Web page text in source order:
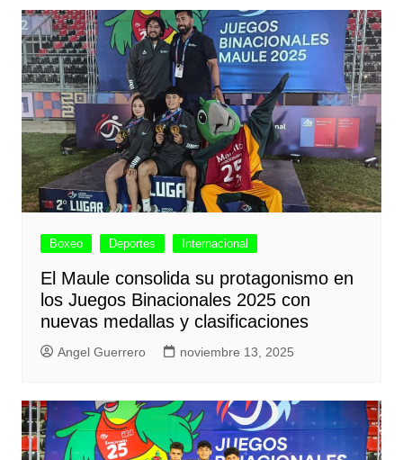
Boxeo Deportes Internacional
El Maule consolida su protagonismo en
los Juegos Binacionales 2025 con
nuevas medallas y clasificaciones
Angel Guerrero noviembre 13, 2025